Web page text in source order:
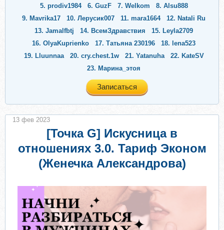
5. prodiv1984 6. GuzF 7. Welkom 8. Alsu888
9. Mavrika17 10. Лерусик007 11. mara1664 12. Natali Ru
13. Jamalfbtj 14. ВсемЗдравствия 15. Leyla2709
16. OlyaKuprienko 17. Татьяна 230196 18. lena523
19. Lluunnaa 20. cry.chest.1w 21. Yatanuha 22. KateSV
23. Марина_этоя
Записаться
[Точка G] Искусница в
отношениях 3.0. Тариф Эконом
(Женечка Александрова)
13 фев 2023